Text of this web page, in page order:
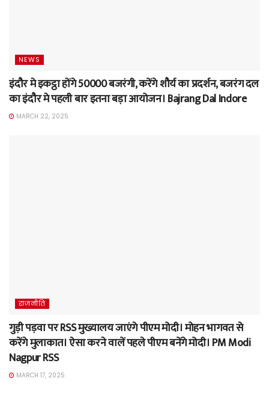
NEWS
इंदौर मे इकट्ठा होंगे 50000 बजरंगी, करेंगे शौर्य का प्रदर्शन, बजरंग दल
का इंदौर मे पहली बार इतना बड़ा आयोजन। Bajrang Dal Indore
MARCH 22, 2025
राजनीति
गुड़ी पड़वा पर RSS मुख्यालय जाएंगे पीएम मोदी। मोहन भागवत से
करेंगे मुलाकात। ऐसा करने वालें पहले पीएम बनेंगे मोदी। PM Modi
Nagpur RSS
MARCH 17, 2025